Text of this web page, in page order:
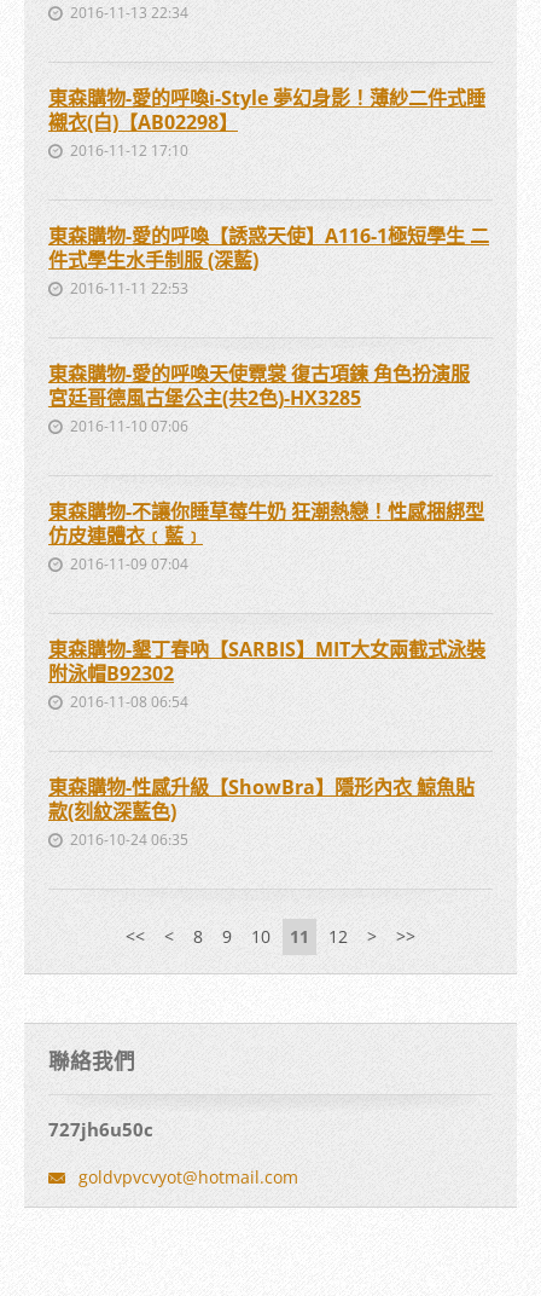
2016-11-13 22:34
東森購物-愛的呼喚i-Style 夢幻身影！薄紗二件式睡
襯衣(白)【AB02298】
2016-11-12 17:10
東森購物-愛的呼喚【誘惑天使】A116-1極短學生 二
件式學生水手制服 (深藍)
2016-11-11 22:53
東森購物-愛的呼喚天使霓裳 復古項鍊 角色扮演服
宮廷哥德風古堡公主(共2色)-HX3285
2016-11-10 07:06
東森購物-不讓你睡草莓牛奶 狂潮熱戀！性感捆綁型
仿皮連體衣﹝藍﹞
2016-11-09 07:04
東森購物-墾丁春吶【SARBIS】MIT大女兩截式泳裝
附泳帽B92302
2016-11-08 06:54
東森購物-性感升級【ShowBra】隱形內衣 鯨魚貼
款(刻紋深藍色)
2016-10-24 06:35
<< < 8 9 10 11 12 > >>
聯絡我們
727jh6u50c
goldvpvcvyot@hotmail.com